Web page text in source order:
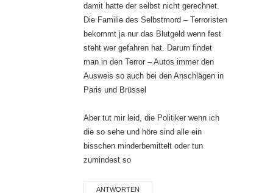
damit hatte der selbst nicht gerechnet.
Die Familie des Selbstmord – Terroristen
bekommt ja nur das Blutgeld wenn fest
steht wer gefahren hat. Darum findet
man in den Terror – Autos immer den
Ausweis so auch bei den Anschlägen in
Paris und Brüssel
Aber tut mir leid, die Politiker wenn ich
die so sehe und höre sind alle ein
bisschen minderbemittelt oder tun
zumindest so
ANTWORTEN